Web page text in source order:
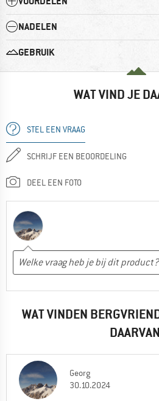
NADELEN
GEBRUIK
WAT VIND JE
STEL EEN VRAAG
SCHRIJF EEN BEOORDELING
DEEL EEN FOTO
WAT VINDEN
Georg
30.10.2024